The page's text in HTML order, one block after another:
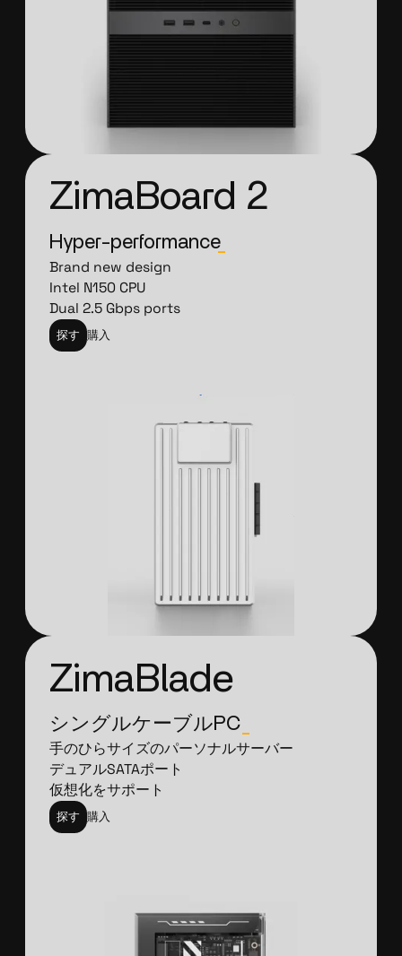
ZimaBoard 2
Hyper-performance_
Brand new design
Intel N150 CPU
Dual 2.5 Gbps ports
探す 購入
ZimaBlade
シングルケーブルPC_
手のひらサイズのパーソナルサーバー
デュアルSATAポート
仮想化をサポート
探す 購入